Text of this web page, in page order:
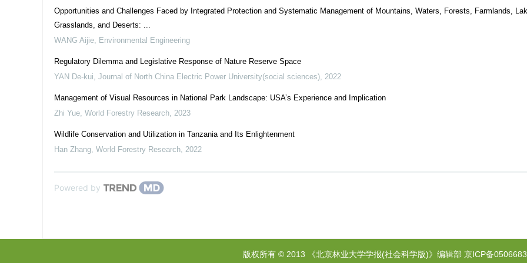
Opportunities and Challenges Faced by Integrated Protection and Systematic Management of Mountains, Waters, Forests, Farmlands,
Grasslands, and Deserts: ...
WANG Aijie, Environmental Engineering
Regulatory Dilemma and Legislative Response of Nature Reserve Space
YAN De-kui, Journal of North China Electric Power University(social sciences), 2022
Management of Visual Resources in National Park Landscape: USA’s Experience and Implication
Zhi Yue, World Forestry Research, 2023
Wildlife Conservation and Utilization in Tanzania and Its Enlightenment
Han Zhang, World Forestry Research, 2022
Powered by
版权所有 © 2013 《北京林业大学学报(社会科学版)》编辑部 京ICP备